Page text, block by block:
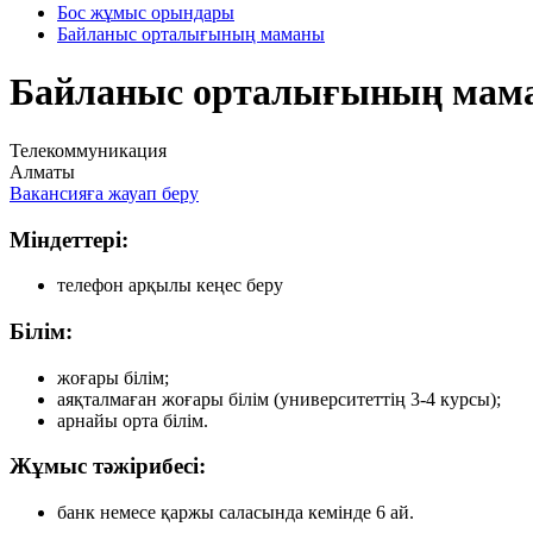
Бос жұмыс орындары
Байланыс орталығының маманы
Байланыс орталығының
Телекоммуникация
Алматы
Вакансияға жауап беру
Міндеттері:
телефон арқылы кеңес беру
Білім:
жоғары білім;
аяқталмаған жоғары білім (университеттің 3-4 курсы);
арнайы орта білім.
Жұмыс тәжірибесі:
банк немесе қаржы саласында кемінде 6 ай.